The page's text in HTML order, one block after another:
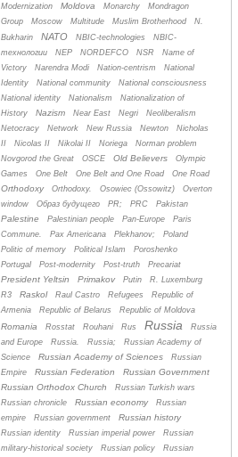
Modernization
Moldova Monarchy
Mondragon
Group
Moscow Multitude Muslim Brotherhood
N.
Bukharin
NATO NBIC-technologies
NBIC-
технологии
NEP NORDEFCO NSR
Name of
Victory
Narendra Modi Nation-centrism
National
Identity
National community
National consciousness
National identity
Nationalism
Nationalization of
History
Nazism Near East Negri
Neoliberalism
Netocracy
Network New Russia Newton
Nicholas
II
Nicolas II Nikolai II Noriega
Norman problem
Novgorod the Great
OSCE Old Believers
Olympic
Games
One Belt One Belt and One Road One Road
Orthodoxy Orthodoxy. Osowiec (Ossowitz)
Overton
window
Oбраз будущего PR; PRC Pakistan
Palestine Palestinian people Pan-Europe
Paris
Commune.
Pax Americana Plekhanov;
Poland
Politic of memory
Political Islam
Poroshenko
Portugal
Post-modernity Post-truth Precariat
President Yeltsin Primakov Putin
R. Luxemburg
R3
Raskol Raul Castro Refugees
Republic of
Armenia
Republic of Belarus Republic of Moldova
Romania Rosstat Rouhani Rus Russia
Russia
and Europe
Russia. Russia;
Russian Academy of
Science
Russian Academy of Sciences
Russian
Empire
Russian Federation
Russian Government
Russian Orthodox Church
Russian Turkish wars
Russian chronicle
Russian economy
Russian
empire
Russian government Russian history
Russian identity Russian imperial power
Russian
military-historical society
Russian policy Russian